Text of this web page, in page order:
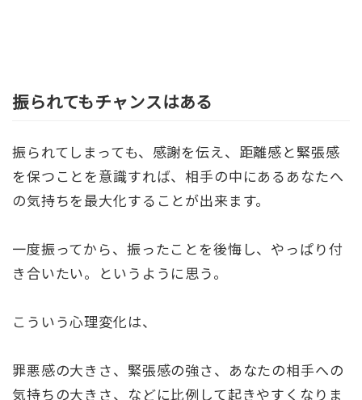
振られてもチャンスはある
振られてしまっても、感謝を伝え、距離感と緊張感
を保つことを意識すれば、相手の中にあるあなたへ
の気持ちを最大化することが出来ます。
一度振ってから、振ったことを後悔し、やっぱり付
き合いたい。というように思う。
こういう心理変化は、
罪悪感の大きさ、緊張感の強さ、あなたの相手への
気持ちの大きさ、などに比例して起きやすくなりま